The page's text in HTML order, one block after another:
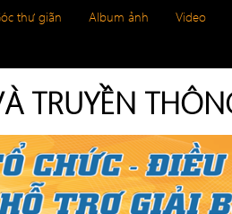
thư giãn Album ảnh Video
TRUYỀN